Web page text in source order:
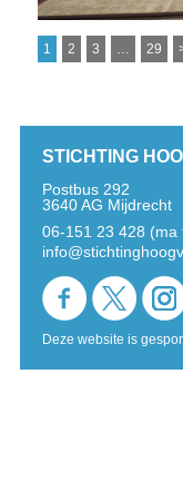
1 2 3 … 29
STICHTING
Postbus 292
3640 AG Mijdrecht
06-151 23 428 (ma
Deze website is